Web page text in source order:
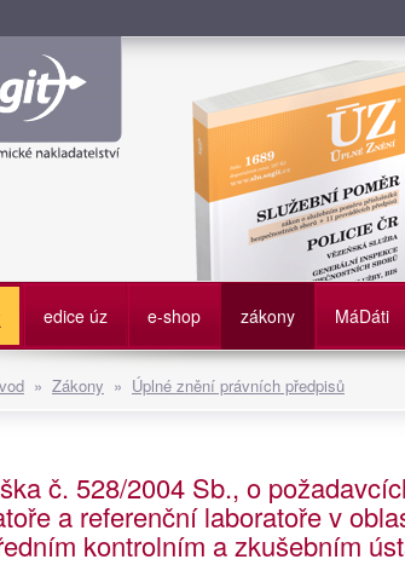
Služební poměr
edice úz e-shop zákony MáDáti
» Zákony » Úplné znění právních předpisů
č. 528/2004 Sb., o
a referenční laboratoře v
kontrolním a zkušebním